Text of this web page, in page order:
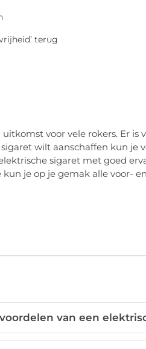
terug
voor vele rokers. Er
wilt aanschaffen kun je
sigaret met goed
je op je gemak alle voor-
van een